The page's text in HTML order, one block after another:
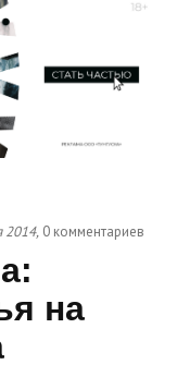
2014, 0 комментариев
на